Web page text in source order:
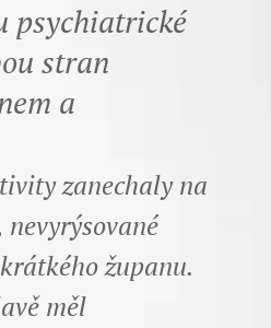
psychiatrické
stran
a
zanechaly na
županu.
měl